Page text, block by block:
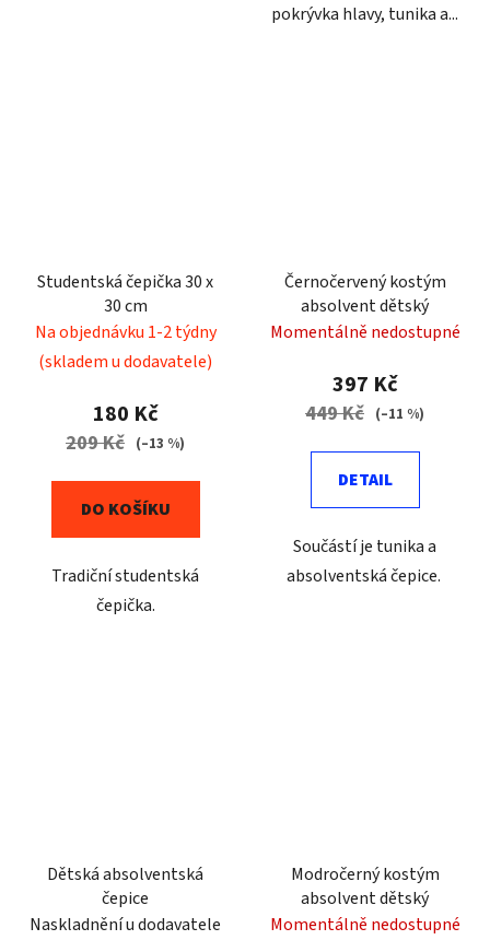
pokrývka hlavy, tunika a...
Studentská čepička 30 x
30 cm
Na objednávku 1-2 týdny
(skladem u dodavatele)
180 Kč
209 Kč (–13 %)
DO KOŠÍKU
Tradiční studentská
čepička.
Černočervený kostým
absolvent dětský
Momentálně nedostupné
397 Kč
449 Kč (–11 %)
DETAIL
Součástí je tunika a
absolventská čepice.
Dětská absolventská
čepice
Naskladnění u dodavatele
Modročerný kostým
absolvent dětský
Momentálně nedostupné